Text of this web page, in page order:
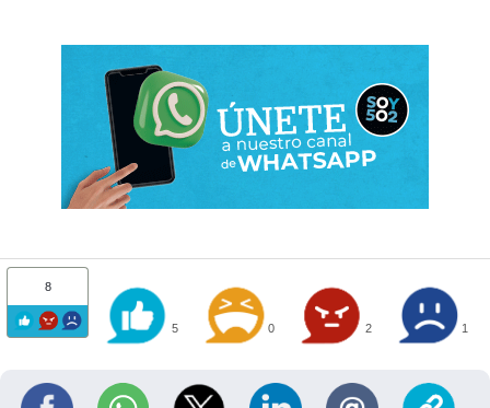
8
5 0 2 1